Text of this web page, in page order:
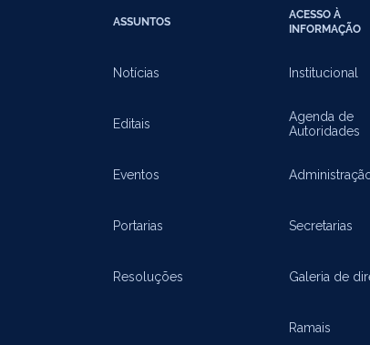
ASSUNTOS
Notícias
Editais
Eventos
Portarias
Resoluções
ACESSO À
INFORMAÇÃO
Institucional
Agenda de
Autoridades
Secretarias
Galeria de
Ramais